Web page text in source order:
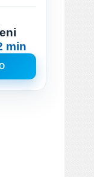
min